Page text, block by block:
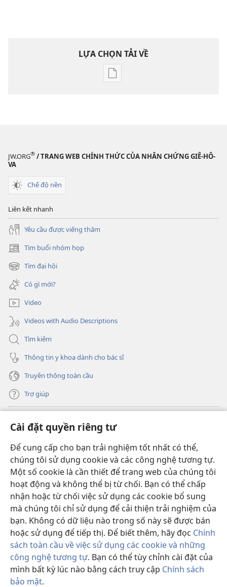
Cài đặt quyền riêng tư
Để cung cấp cho bạn trải nghiệm tốt nhất có thể,
chúng tôi sử dụng cookie và các công nghệ tương tự.
Một số cookie là cần thiết để trang web của chúng tôi
hoạt động và không thể bị từ chối. Bạn có thể chấp
nhận hoặc từ chối việc sử dụng các cookie bổ sung
mà chúng tôi chỉ sử dụng để cải thiện trải nghiệm của
bạn. Không có dữ liệu nào trong số này sẽ được bán
hoặc sử dụng để tiếp thị. Để biết thêm, hãy đọc Chính
sách toàn cầu về việc sử dụng các cookie và những
công nghệ tương tự. Bạn có thể tùy chỉnh cài đặt của
mình bất kỳ lúc nào bằng cách truy cập Chính sách
bảo mật.
LỰA CHỌN TẢI VỀ
Tùy
liệu
JW.ORG® / TRANG WEB CHÍNH THỨC CỦA NHÂN CHỨNG GIÊ-HÔ-
VA
Chế độ nền
Liên kết nhanh
Yêu cầu được viếng thăm
Tìm buổi nhóm họp
(mở
cửa
sổ
mới)
Tìm đại hội
(mở
cửa
sổ
mới)
Có gì mới?
Video
Videos with Audio Descriptions
Tìm kiếm
Thông tin y khoa dành cho bác sĩ
Truyền thông toàn cầu
Trợ giúp
(mở
cửa
sổ
mới)
THƯ VIỆN TRỰC TUYẾN Tháp Canh
(mở
cửa
sổ
mới)
JW Hub ®
(mở
cửa
sổ
mới)
JW Library
Thư viện Tháp Canh
Copyright© 2026 Watch Tower Bible and Tract Society of Pennsylvania.
ĐIỀU KHOẢN SỬ DỤNG